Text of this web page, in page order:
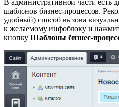
В административной части есть
шаблонов бизнес-процессов.
удобный) способ вызова
к желаемому инфоблоку и
кнопку Шаблоны бизнес-